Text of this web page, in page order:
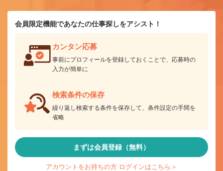
会員限定機能であなたの仕事探しをアシスト！
カンタン応募
事前にプロフィールを登録しておくことで、応募時の
入力が簡単に
検索条件の保存
繰り返し検索する条件を保存して、条件設定の手間を
省略
まずは会員登録（無料）
アカウントをお持ちの方 ログインはこちら＞